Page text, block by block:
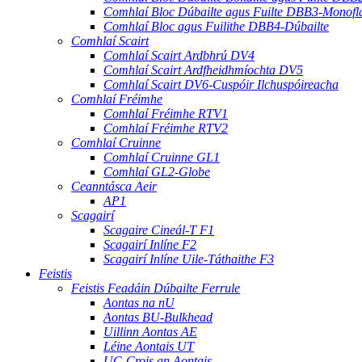
Comhlaí Bloc Dúbailte agus Fuilte DBB3-
Comhlaí Bloc agus Fuilithe DBB4-Dúbailte
Comhlaí Scairt
Comhlaí Scairt Ardbhrú DV4
Comhlaí Scairt Ardfheidhmíochta DV5
Comhlaí Scairt DV6-Cuspóir Ilchuspóireacha
Comhlaí Fréimhe
Comhlaí Fréimhe RTV1
Comhlaí Fréimhe RTV2
Comhlaí Cruinne
Comhlaí Cruinne GL1
Comhlaí GL2-Globe
Ceanntásca Aeir
AP1
Scagairí
Scagaire Cineál-T F1
Scagairí Inlíne F2
Scagairí Inlíne Uile-Táthaithe F3
Feistis
Feistis Feadáin Dúbailte Ferrule
Aontas na nU
Aontas BU-Bulkhead
Uillinn Aontas AE
Léine Aontais UT